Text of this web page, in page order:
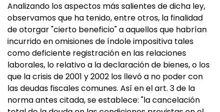
Analizando los aspectos más salientes de dicha ley,
observamos que ha tenido, entre otros, la finalidad
de otorgar "cierto beneficio" a aquellos que habrían
incurrido en omisiones de índole impositiva tales
como deficiente registración en las relaciones
laborales, lo relativo a la declaración de bienes, o los
que la crisis de 2001 y 2002 los llevó a no poder con
las deudas fiscales comunes. Así en el art. 3 de la
norma antes citada, se establece: "la cancelación